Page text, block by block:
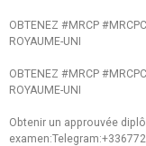
OBTENEZ #MRCP
ROYAUME-UNI
OBTENEZ #MRCP
ROYAUME-UNI
Obtenir un approuvée